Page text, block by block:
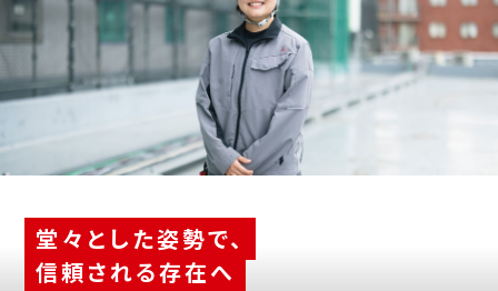
堂々とした姿勢で、
信頼される存在へ